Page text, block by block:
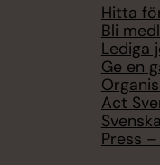
Hitta
Bli
Lediga
Ge en
Act
Press